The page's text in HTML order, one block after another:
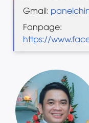
Gmail:
Fanpage:
https://